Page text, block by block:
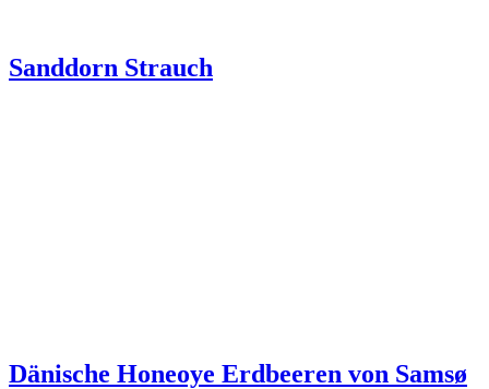
Sanddorn Strauch
Dänische Honeoye Erdbeeren von Samsø